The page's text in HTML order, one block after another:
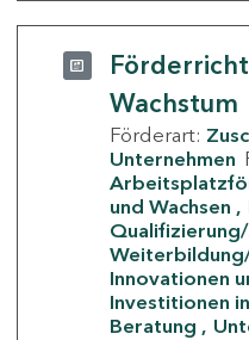
Wachstum
Förderart:
Unternehmen
und Wachsen
Innovationen
Investitionen
Beratung